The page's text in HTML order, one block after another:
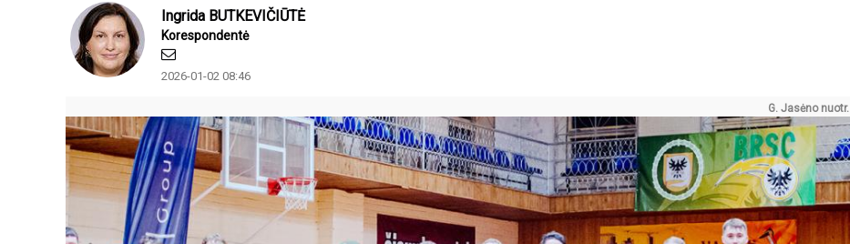
Ingrida BUTKEVIČIŪTĖ
Korespondentė
2026-01-02 08:46
G. Jasėno nuotr.